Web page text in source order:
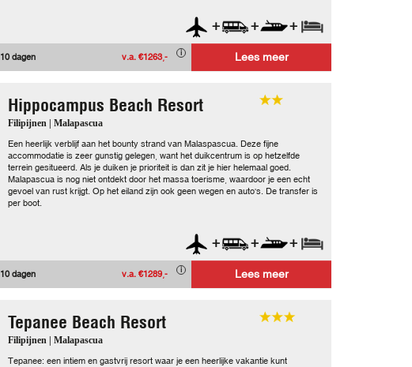
+ + +
10 dagen v.a. €1263,- Lees meer
Hippocampus Beach Resort
Filipijnen | Malapascua
Een heerlijk verblijf aan het bounty strand van Malaspascua. Deze fijne
accommodatie is zeer gunstig gelegen, want het duikcentrum is op hetzelfde
terrein gesitueerd. Als je duiken je prioriteit is dan zit je hier helemaal goed.
Malapascua is nog niet ontdekt door het massa toerisme, waardoor je een echt
gevoel van rust krijgt. Op het eiland zijn ook geen wegen en auto's. De transfer is
per boot.
+ + +
10 dagen v.a. €1289,- Lees meer
Tepanee Beach Resort
Filipijnen | Malapascua
Tepanee: een intiem en gastvrij resort waar je een heerlijke vakantie kunt